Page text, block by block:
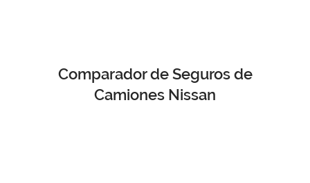
Comparador de Seguros de
Camiones Nissan